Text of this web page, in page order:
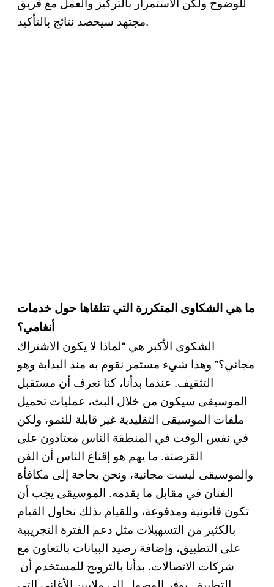
مجتهد سيحصد نتائج بالتأكيد.
ما هي الشكاوى المتكررة التي تتلقاها حول خدمات
أنغامي؟
الشكوى الأكبر هي “لماذا لا يكون الاشتراك
مجاني؟” وهذا شيء مستمر نقوم به منذ البداية وهو
التثقيف. عندما بدأنا، كنا نعرف أن مستقبل
الموسيقى سيكون من خلال البث، عمليات تحميل
ملفات الموسيقى التقليدية غير قابلة للنمو، ولكن
في نفس الوقت في المنطقة الناس معتادون على
القرصنة. ما يهم هو إقناع الناس أن الفن
والموسيقى ليست مجانية، ونحن بحاجة إلى مكافأة
الفنان في مقابل ما يقدمه. الموسيقى يجب أن
تكون قانونية ومدفوعة، وللقيام بذلك نحاول القيام
بالكثير من التسهيلات مثل دعم الفترة التجريبية
على التطبيق، وإضافة رصيد البيانات بالتعاون مع
شركات الاتصالات. بدأنا بالترويج للمستخدم أن
التطبيق يوفر الوصول إلى ملايين الأغاني التي